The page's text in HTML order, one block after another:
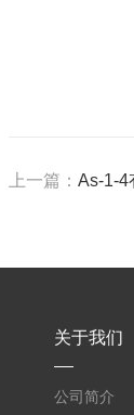
上一篇：As-1-4
关于我们
公司简介